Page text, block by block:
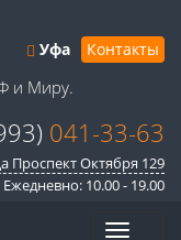
Уфа Контакты
и Миру.
041-33-63
Проспект Октября 129
Ежедневно: 10.00 - 19.00